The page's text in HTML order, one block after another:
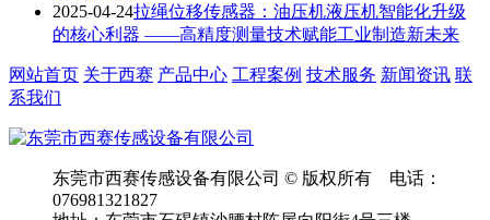
2025-04-24拉绳位移传感器：油压机液压机智能化升级
的核心利器 ——高精度测量技术赋能工业制造新未来
网站首页 关于西赛 产品中心 工程案例 技术服务 新闻资讯 联
系我们
东莞市西赛传感设备有限公司 © 版权所有 电话：
076981321827